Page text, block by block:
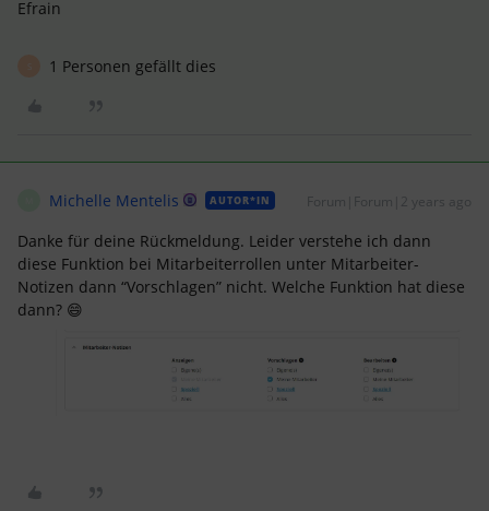
Efrain
1 Personen gefällt dies
Michelle Mentelis AUTOR*IN Forum|Forum|2 years ago
Danke für deine Rückmeldung. Leider verstehe ich dann
diese Funktion bei Mitarbeiterrollen unter Mitarbeiter-
Notizen dann “Vorschlagen” nicht. Welche Funktion hat diese
dann? 😄